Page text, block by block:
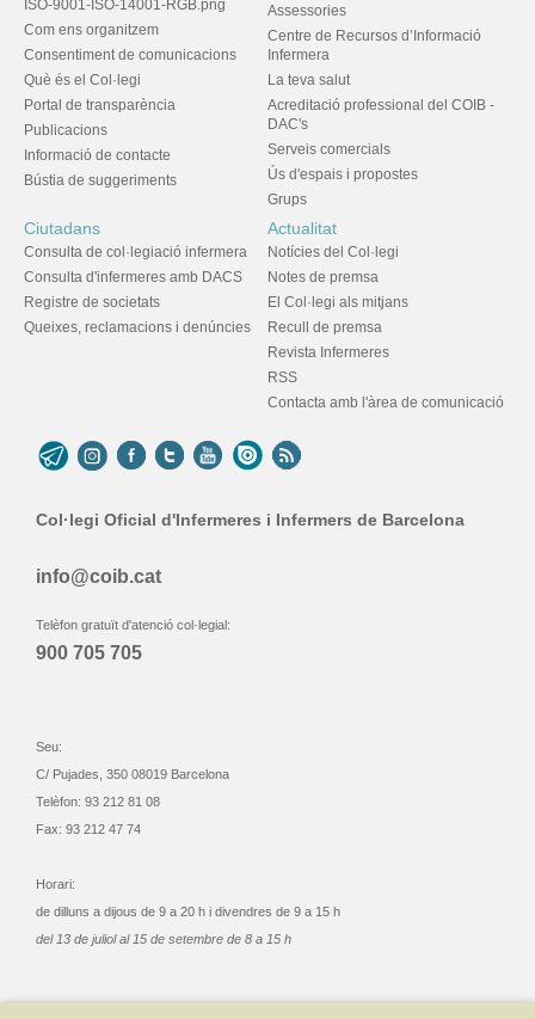
ISO-9001-ISO-14001-RGB.png
Com ens organitzem
Consentiment de comunicacions
Què és el Col·legi
Portal de transparència
Publicacions
Informació de contacte
Bústia de suggeriments
Assessories
Centre de Recursos d’Informació
Infermera
La teva salut
Acreditació professional del COIB -
DAC's
Serveis comercials
Ús d'espais i propostes
Grups
Ciutadans
Consulta de col·legiació infermera
Consulta d'infermeres amb DACS
Registre de societats
Queixes, reclamacions i denúncies
Actualitat
Notícies del Col·legi
Notes de premsa
El Col·legi als mitjans
Recull de premsa
Revista Infermeres
RSS
Contacta amb l'àrea de comunicació
Col·legi Oficial d'Infermeres i Infermers de Barcelona
info@coib.cat
Telèfon gratuït d'atenció col·legial:
900 705 705
Seu:
C/ Pujades, 350 08019 Barcelona
Telèfon: 93 212 81 08
Fax: 93 212 47 74
Horari:
de dilluns a dijous de 9 a 20 h i divendres de 9 a 15 h
del 13 de juliol al 15 de setembre de 8 a 15 h